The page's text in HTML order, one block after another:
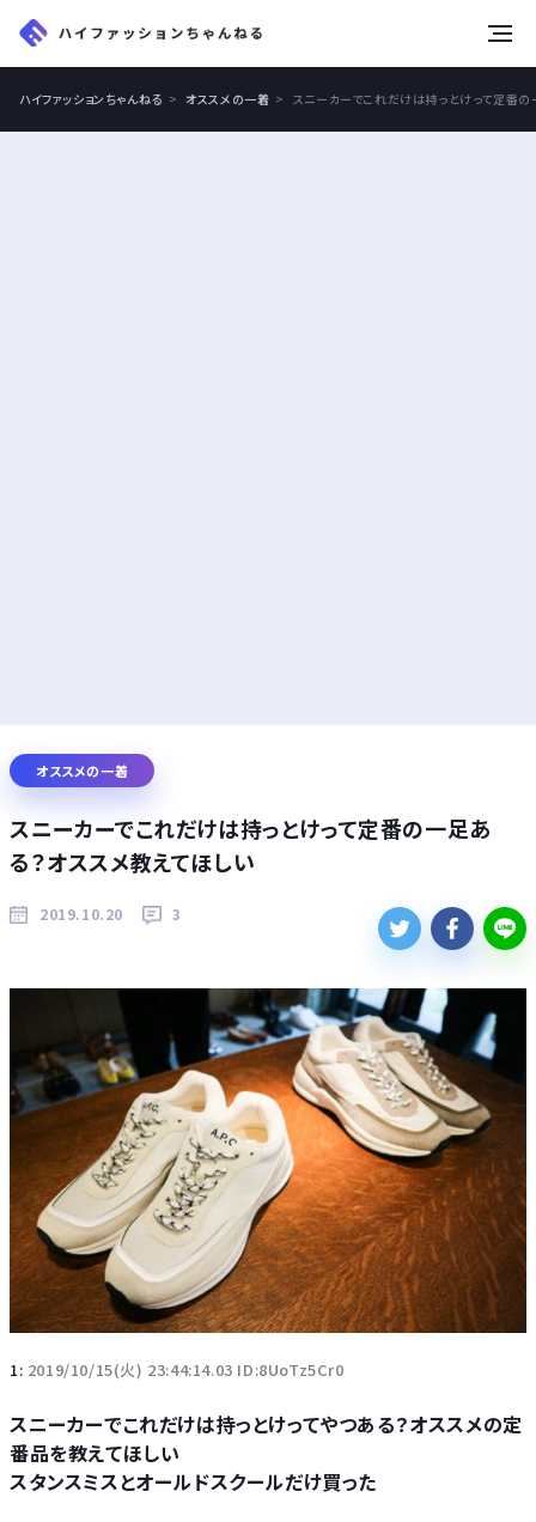
ハイファッションちゃんねる オススメの一着 スニーカーでこれだけは持っとけって定番の
オススメの一着
スニーカーでこれだけは持っとけって定番の一足あ
る？オススメ教えてほしい
2019.10.20 3
1: 2019/10/15(火) 23:44:14.03 ID:8UoTz5Cr0
スニーカーでこれだけは持っとけってやつある？オススメの定
番品を教えてほしい
スタンスミスとオールドスクールだけ買った